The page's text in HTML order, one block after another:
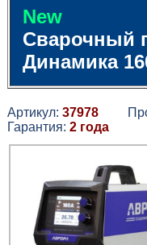
New
Сварочный
Динамика
Артикул: 37978
Гарантия: 2 года